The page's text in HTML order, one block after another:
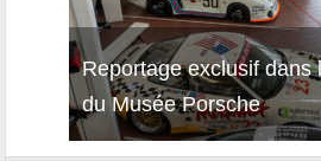
Reportage exclusif dans
du Musée Porsche
Découverte de la
12Cilindri Manuale